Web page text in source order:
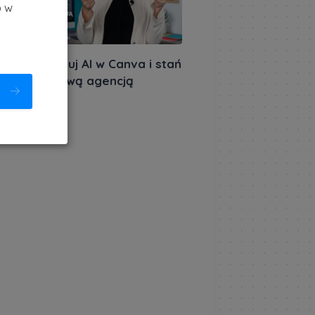
Opanuj AI w Canva i stań
jednoosobową agencją
w